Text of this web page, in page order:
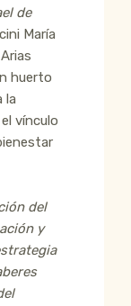
de
María
huerto
la
vínculo
del
y